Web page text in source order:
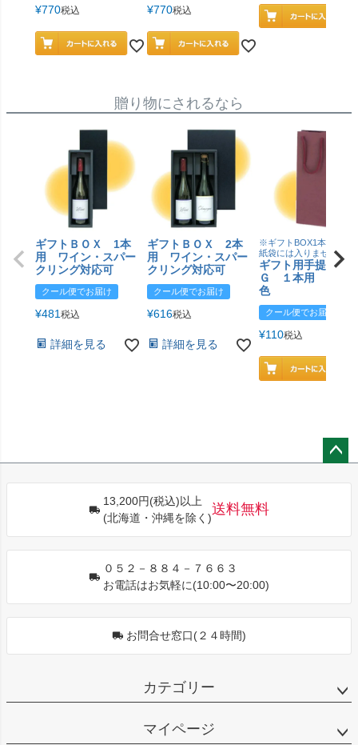
¥770税込 ¥770税込
贈り物にされるなら
ギフトＢＯＸ 1本
用 ワイン・スパー
クリング対応可
クール便でお届け
¥481税込
詳細を見る
ギフトＢＯＸ 2本
用 ワイン・スパー
クリング対応可
クール便でお届け
¥616税込
詳細を見る
※ギフトBOX1本用はこ
紙袋には入りません
ギフト用手提げＢ
Ｇ １本用 エン
色
クール便でお届け
¥110税込
13,200円(税込)以上
(北海道・沖縄を除く)
送料無料
０５２－８８４－７６６３
お電話はお気軽に(10:00〜20:00)
お問合せ窓口(２４時間)
カテゴリー
マイページ